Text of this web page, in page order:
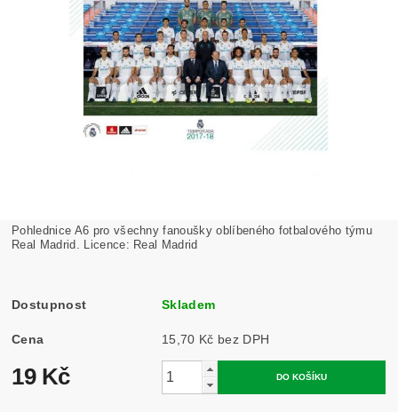
Pohlednice A6 pro všechny fanoušky oblíbeného fotbalového týmu
Real Madrid. Licence: Real Madrid
Dostupnost Skladem
Cena 15,70 Kč bez DPH
19 Kč